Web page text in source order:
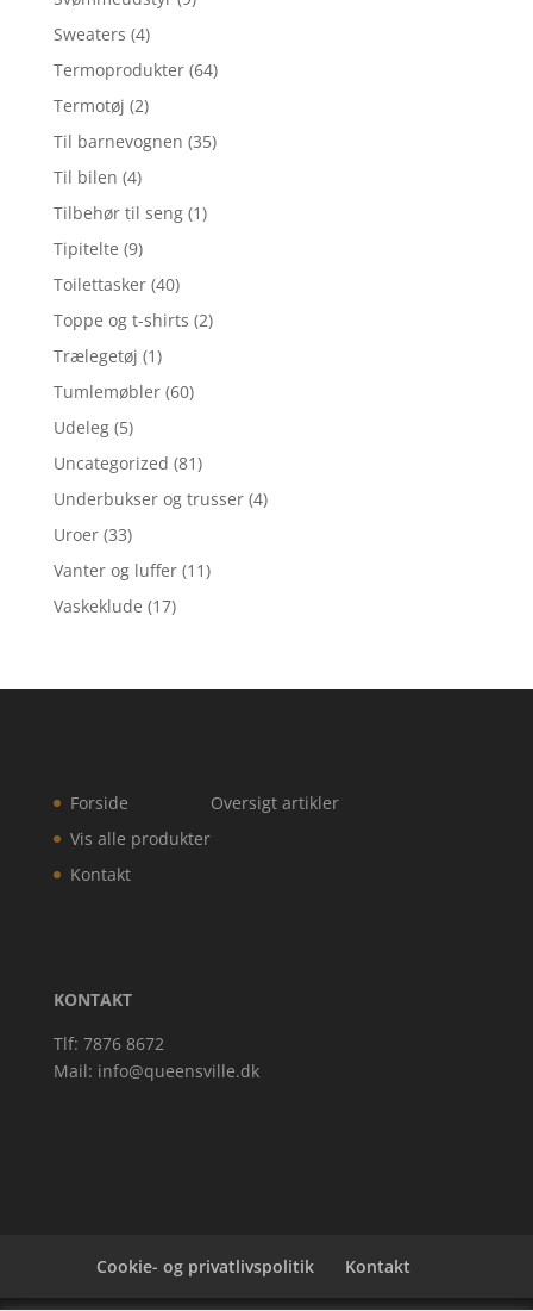
Sweaters (4)
Termoprodukter (64)
Termotøj (2)
Til barnevognen (35)
Til bilen (4)
Tilbehør til seng (1)
Tipitelte (9)
Toilettasker (40)
Toppe og t-shirts (2)
Trælegetøj (1)
Tumlemøbler (60)
Udeleg (5)
Uncategorized (81)
Underbukser og trusser (4)
Uroer (33)
Vanter og luffer (11)
Vaskeklude (17)
Forside
Vis alle produkter
Kontakt
Oversigt artikler
KONTAKT
Tlf: 7876 8672
Mail: info@queensville.dk
Cookie- og privatlivspolitik Kontakt